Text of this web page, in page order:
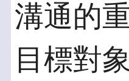
溝通的
目標對